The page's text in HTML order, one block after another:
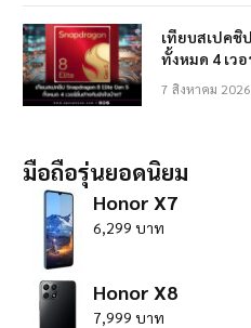
เทียบสเปคชิ
ทั้งหมด 4 เว
7 สิงหาคม 2026
มือถือรุ่นยอดนิยม
Honor X7
6,299 บาท
Honor X8
7,999 บาท